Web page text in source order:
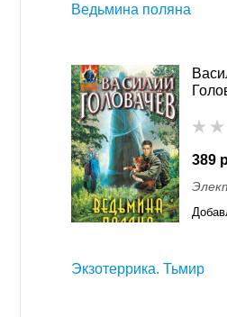
Ведьмина поляна
389
Экзотеррика. Тьмир